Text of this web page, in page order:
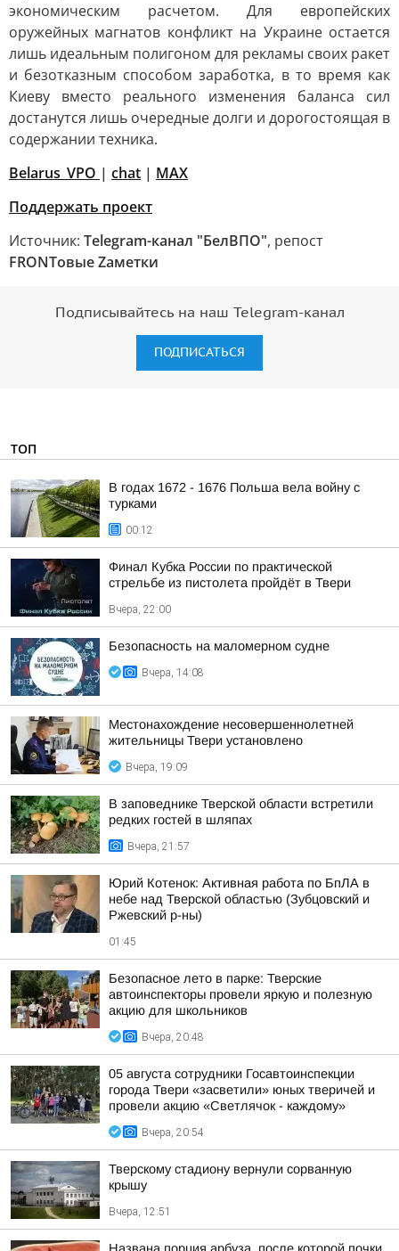
экономическим расчетом. Для европейских
оружейных магнатов конфликт на Украине остается
лишь идеальным полигоном для рекламы своих ракет
и безотказным способом заработка, в то время как
Киеву вместо реального изменения баланса сил
достанутся лишь очередные долги и дорогостоящая в
содержании техника.
Belarus_VPO | chat | МАХ
Поддержать проект
Источник: Telegram-канал "БелВПО", репост
FRONTовые Zаметки
Подписывайтесь на наш Telegram-канал
ПОДПИСАТЬСЯ
ТОП
В годах 1672 - 1676 Польша вела войну с
турками
00:12
Финал Кубка России по практической
стрельбе из пистолета пройдёт в Твери
Вчера, 22:00
Безопасность на малoмернoм судне
Вчера, 14:08
Местонахождение несовершеннолетней
жительницы Твери установлено
Вчера, 19:09
В заповеднике Тверской области встретили
редких гостей в шляпах
Вчера, 21:57
Юрий Котенок: Активная работа по БпЛА в
небе над Тверской областью (Зубцовский и
Ржевский р-ны)
01:45
Безопасное лето в парке: Тверские
автоинспекторы провели яркую и полезную
акцию для школьников
Вчера, 20:48
05 августа сотрудники Госавтоинспекции
города Твери «засветили» юных тверичей и
провели акцию «Светлячок - каждому»
Вчера, 20:54
Тверскому стадиону вернули сорванную
крышу
Вчера, 12:51